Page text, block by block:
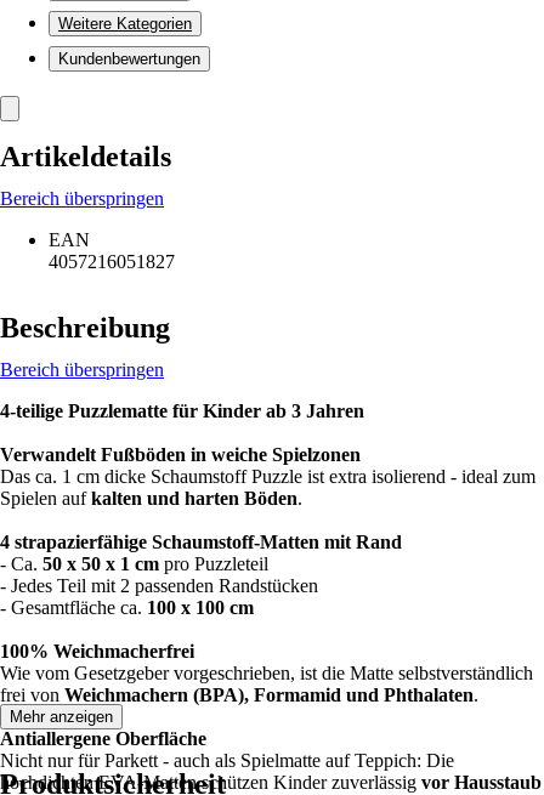
Weitere Kategorien
Kundenbewertungen
Artikeldetails
Bereich überspringen
EAN
4057216051827
Beschreibung
Bereich überspringen
4-teilige Puzzlematte für Kinder ab 3 Jahren
Verwandelt Fußböden in weiche Spielzonen
Das ca. 1 cm dicke Schaumstoff Puzzle ist extra isolierend - ideal zum
Spielen aufkalten und harten Böden.
4 strapazierfähige Schaumstoff-Matten mit Rand
- Ca. 50 x 50 x 1 cm pro Puzzleteil
- Jedes Teil mit 2 passenden Randstücken
- Gesamtfläche ca. 100 x 100 cm
100% Weichmacherfrei
Wie vom Gesetzgeber vorgeschrieben, ist die Matte selbstverständlich
frei von Weichmachern (BPA), Formamid und Phthalaten.
Antiallergene Oberfläche
Nicht nur für Parkett - auch als Spielmatte auf Teppich: Die
hochdichten EVA-Matten schützen Kinder zuverlässig vor Hausstaub
Mehr anzeigen
Produktsicherheit